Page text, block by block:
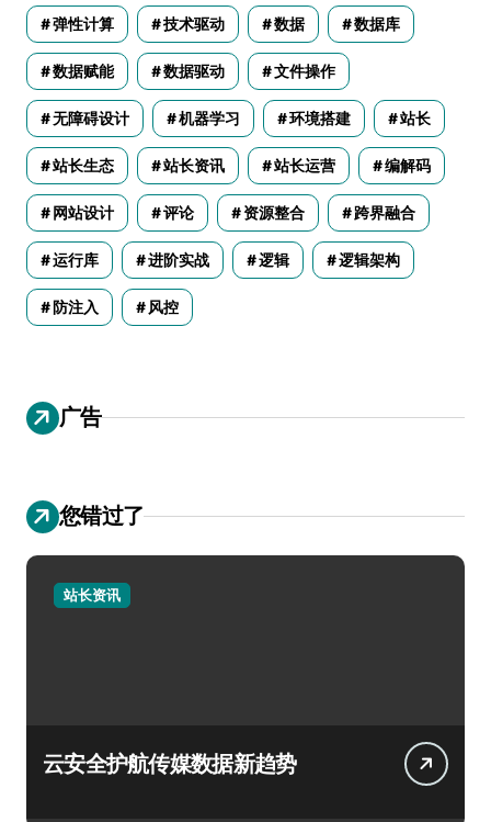
弹性计算 技术驱动 数据 数据库
数据赋能 数据驱动 文件操作
无障碍设计 机器学习 环境搭建 站长
站长生态 站长资讯 站长运营 编解码
网站设计 评论 资源整合 跨界融合
运行库 进阶实战 逻辑 逻辑架构
防注入 风控
广告
您错过了
站长资讯
云安全护航传媒数据新趋势